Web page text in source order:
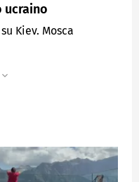
ucraino
Kiev. Mosca